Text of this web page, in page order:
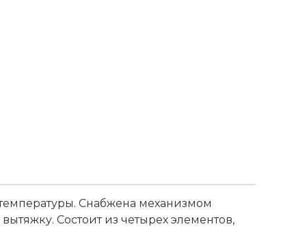
Снабжена механизмом
Состоит из четырех элементов,